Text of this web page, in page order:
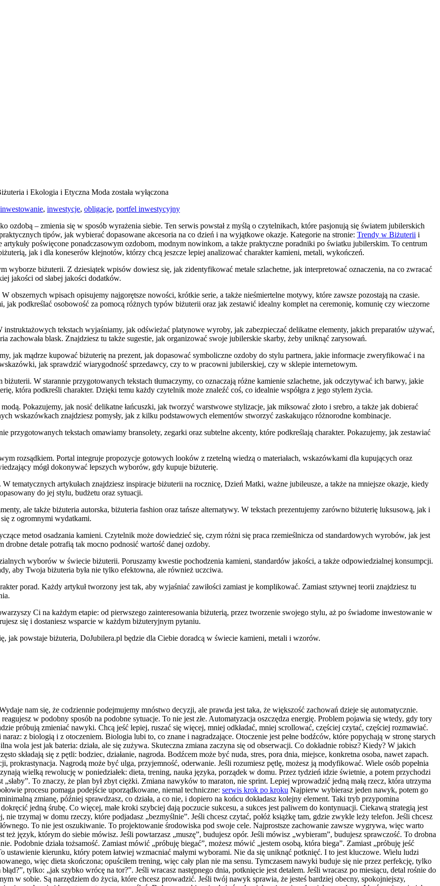
i Ekologia i Etyczna Moda została wyłączona
inwestowanie, inwestycje, obligacje, portfel inwestycyjny
– zmienia się w sposób wyrażenia siebie. Ten serwis powstał z myślą o czytelnikach, które pasjonują się światem jubilerskich
tipów, jak wybierać dopasowane akcesoria na co dzień i na wyjątkowe okazje. Kategorie na stronie: Trendy w Biżuterii i
poświęcone ponadczasowym ozdobom, modnym nowinkom, a także praktyczne poradniki po światku jubilerskim. To centrum
jak i dla koneserów klejnotów, którzy chcą jeszcze lepiej analizować charakter kamieni, metali, wykończeń.
wyborze biżuterii. Z dziesiątek wpisów dowiesz się, jak zidentyfikować metale szlachetne, jak interpretować oznaczenia, na co zwracać
jakości od słabej jakości dodatków.
obszernych wpisach opisujemy najgorętsze nowości, krótkie serie, a także nieśmiertelne motywy, które zawsze pozostają na czasie.
podkreślać osobowość za pomocą różnych typów biżuterii oraz jak zestawić idealny komplet na ceremonię, komunię czy wieczorne
tekstach wyjaśniamy, jak odświeżać platynowe wyroby, jak zabezpieczać delikatne elementy, jakich preparatów używać,
zachowała blask. Znajdziesz tu także sugestie, jak organizować swoje jubilerskie skarby, żeby uniknąć zarysowań.
jak mądrze kupować biżuterię na prezent, jak dopasować symboliczne ozdoby do stylu partnera, jakie informacje zweryfikować i na
jak sprawdzić wiarygodność sprzedawcy, czy to w pracowni jubilerskiej, czy w sklepie internetowym.
W starannie przygotowanych tekstach tłumaczymy, co oznaczają różne kamienie szlachetne, jak odczytywać ich barwy, jakie
która podkreśli charakter. Dzięki temu każdy czytelnik może znaleźć coś, co idealnie współgra z jego stylem życia.
Pokazujemy, jak nosić delikatne łańcuszki, jak tworzyć warstwowe stylizacje, jak miksować złoto i srebro, a także jak dobierać
wskazówkach znajdziesz pomysły, jak z kilku podstawowych elementów stworzyć zaskakująco różnorodne kombinacje.
przygotowanych tekstach omawiamy bransolety, zegarki oraz subtelne akcenty, które podkreślają charakter. Pokazujemy, jak zestawiać
rozsądkiem. Portal integruje propozycje gotowych looków z rzetelną wiedzą o materiałach, wskazówkami dla kupujących oraz
mógł dokonywać lepszych wyborów, gdy kupuje biżuterię.
tematycznych artykułach znajdziesz inspiracje biżuterii na rocznicę, Dzień Matki, ważne jubileusze, a także na mniejsze okazje, kiedy
do jej stylu, budżetu oraz sytuacji.
ale także biżuteria autorska, biżuteria fashion oraz tańsze alternatywy. W tekstach prezentujemy zarówno biżuterię luksusową, jak i
z ogromnymi wydatkami.
metod osadzania kamieni. Czytelnik może dowiedzieć się, czym różni się praca rzemieślnicza od standardowych wyrobów, jak jest
detale potrafią tak mocno podnosić wartość danej ozdoby.
wyborów w świecie biżuterii. Poruszamy kwestie pochodzenia kamieni, standardów jakości, a także odpowiedzialnej konsumpcji.
aby Twoja biżuteria była nie tylko efektowna, ale również uczciwa.
porad. Każdy artykuł tworzony jest tak, aby wyjaśniać zawiłości zamiast je komplikować. Zamiast sztywnej teorii znajdziesz tu
Ci na każdym etapie: od pierwszego zainteresowania biżuterią, przez tworzenie swojego stylu, aż po świadome inwestowanie w
się i dostaniesz wsparcie w każdym biżuteryjnym pytaniu.
jak powstaje biżuteria, DoJubilera.pl będzie dla Ciebie doradcą w świecie kamieni, metali i wzorów.
nam się, że codziennie podejmujemy mnóstwo decyzji, ale prawda jest taka, że większość zachowań dzieje się automatycznie.
w podobny sposób na podobne sytuacje. To nie jest złe. Automatyzacja oszczędza energię. Problem pojawia się wtedy, gdy tory
próbują zmieniać nawyki. Chcą jeść lepiej, ruszać się więcej, mniej odkładać, mniej scrollować, częściej czytać, częściej rozmawiać.
z biologią i z otoczeniem. Biologia lubi to, co znane i nagradzające. Otoczenie jest pełne bodźców, które popychają w stronę starych
wola jest jak bateria: działa, ale się zużywa. Skuteczna zmiana zaczyna się od obserwacji. Co dokładnie robisz? Kiedy? W jakich
składają się z pętli: bodziec, działanie, nagroda. Bodźcem może być nuda, stres, pora dnia, miejsce, konkretna osoba, nawet zapach.
prokrastynacja. Nagrodą może być ulga, przyjemność, oderwanie. Jeśli rozumiesz pętlę, możesz ją modyfikować. Wiele osób popełnia
wielką rewolucję w poniedziałek: dieta, trening, nauka języka, porządek w domu. Przez tydzień idzie świetnie, a potem przychodzi
To znaczy, że plan był zbyt ciężki. Zmiana nawyków to maraton, nie sprint. Lepiej wprowadzić jedną małą rzecz, która utrzyma
procesu pomaga podejście uporządkowane, niemal techniczne: serwis krok po kroku Najpierw wybierasz jeden nawyk, potem go
zmianę, później sprawdzasz, co działa, a co nie, i dopiero na końcu dokładasz kolejny element. Taki tryb przypomina
jedną śrubę. Co więcej, małe kroki szybciej dają poczucie sukcesu, a sukces jest paliwem do kontynuacji. Ciekawą strategią jest
nie trzymaj w domu rzeczy, które podjadasz „bezmyślnie”. Jeśli chcesz czytać, połóż książkę tam, gdzie zwykle leży telefon. Jeśli chcesz
To nie jest oszukiwanie. To projektowanie środowiska pod swoje cele. Najprostsze zachowanie zawsze wygrywa, więc warto
też język, którym do siebie mówisz. Jeśli powtarzasz „muszę”, budujesz opór. Jeśli mówisz „wybieram”, budujesz sprawczość. To drobna
Podobnie działa tożsamość. Zamiast mówić „próbuję biegać”, możesz mówić „jestem osobą, która biega”. Zamiast „próbuję jeść
ustawienie kierunku, który potem łatwiej wzmacniać małymi wyborami. Nie da się uniknąć potknięć. I to jest kluczowe. Wielu ludzi
więc dieta skończona; opuściłem trening, więc cały plan nie ma sensu. Tymczasem nawyki buduje się nie przez perfekcję, tylko
tylko: „jak szybko wrócę na tor?”. Jeśli wracasz następnego dnia, potknięcie jest detalem. Jeśli wracasz po miesiącu, detal rośnie do
w sobie. Są narzędziem do życia, które chcesz prowadzić. Jeśli twój nawyk sprawia, że jesteś bardziej obecny, spokojniejszy,